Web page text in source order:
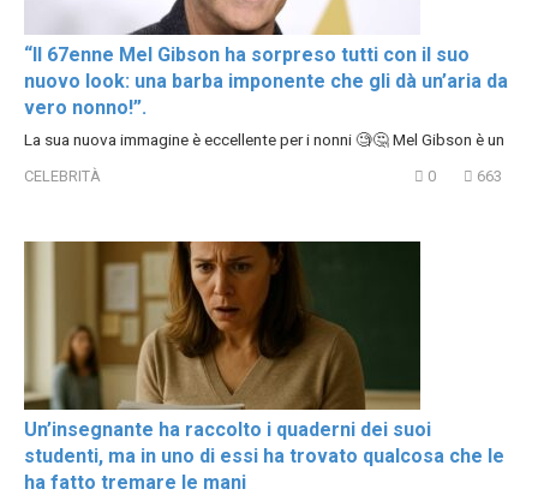
“Il 67enne Mel Gibson ha sorpreso tutti con il suo
nuovo look: una barba imponente che gli dà un’aria da
vero nonno!”.
La sua nuova immagine è eccellente per i nonni 🧐🤔 Mel Gibson è un
CELEBRITÀ 0 663
Un’insegnante ha raccolto i quaderni dei suoi
studenti, ma in uno di essi ha trovato qualcosa che le
ha fatto tremare le mani